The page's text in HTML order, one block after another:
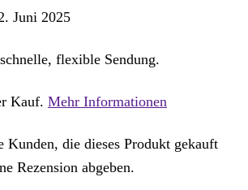
Juni 2025
flexible Sendung.
Kauf. Mehr Informationen
Kunden, die dieses Produkt gekauft
Rezension abgeben.